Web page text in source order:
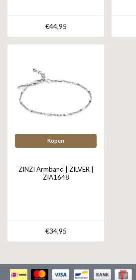
€44,95
Kopen
ZINZI Armband | ZILVER |
ZIA1648
€34,95